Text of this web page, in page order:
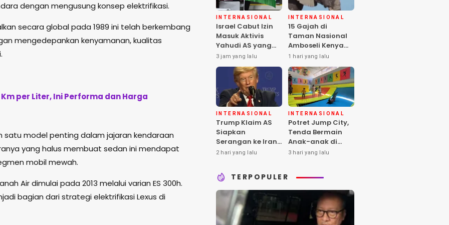
dengan mengusung konsep elektrifikasi.
secara global pada 1989 ini telah berkembang
mengedepankan kenyamanan, kualitas
per Liter, Ini Performa dan Harga
satu model penting dalam jajaran kendaraan
yang halus membuat sedan ini mendapat
mobil mewah.
Air dimulai pada 2013 melalui varian ES 300h.
bagian dari strategi elektrifikasi Lexus di
INTERNASIONAL
Israel Cabut Izin
Masuk Aktivis
Yahudi AS yang
Dukung Warga
Palestina
3 jam yang lalu
INTERNASIONAL
15 Gajah di
Taman Nasional
Amboseli Kenya
Mati, Diduga
Keracunan
Pestisida
1 hari yang lalu
INTERNASIONAL
Trump Klaim AS
Siapkan
Serangan ke Iran
Terbesar sejak
2 hari yang lalu
INTERNASIONAL
Potret Jump City,
Tenda Bermain
Anak-anak di
Tengah Perang
3 hari yang lalu
TERPOPULER